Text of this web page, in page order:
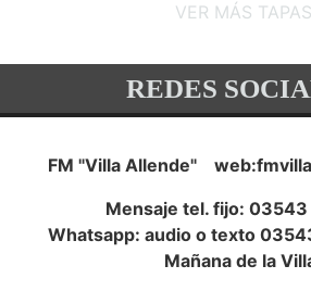
VER MÁS TAPAS
REDES
FM "Villa Allende"
Mensaje tel. fijo:
Whatsapp: audio o texto
Mañana de la